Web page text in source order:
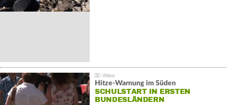
Hitze-Warnung im Süden
SCHULSTART IN ERSTEN
BUNDESLÄNDERN